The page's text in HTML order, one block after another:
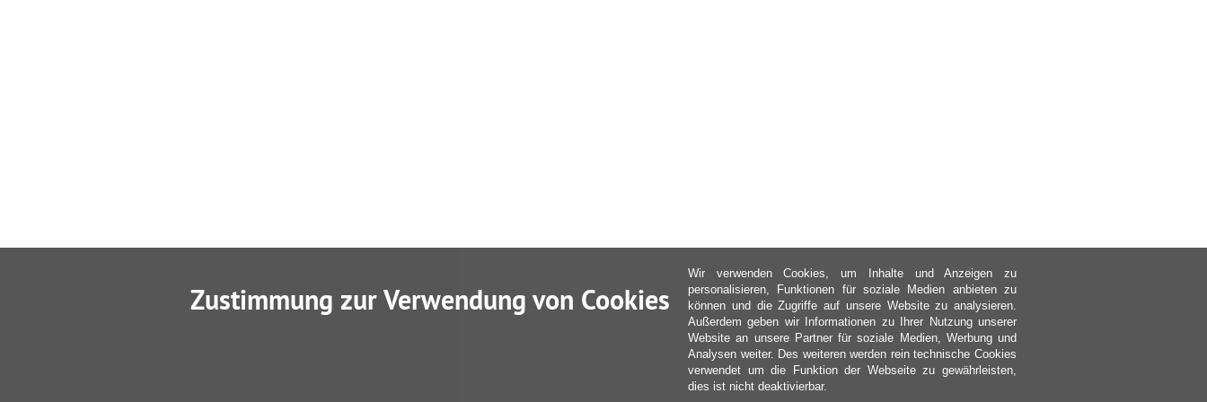
Zustimmung zur Verwendung von Cookies
Wir verwenden Cookies, um Inhalte und Anzeigen zu
personalisieren, Funktionen für soziale Medien anbieten zu
können und die Zugriffe auf unsere Website zu analysieren.
Außerdem geben wir Informationen zu Ihrer Nutzung unserer
Website an unsere Partner für soziale Medien, Werbung und
Analysen weiter. Des weiteren werden rein technische Cookies
verwendet um die Funktion der Webseite zu gewährleisten,
dies ist nicht deaktivierbar.